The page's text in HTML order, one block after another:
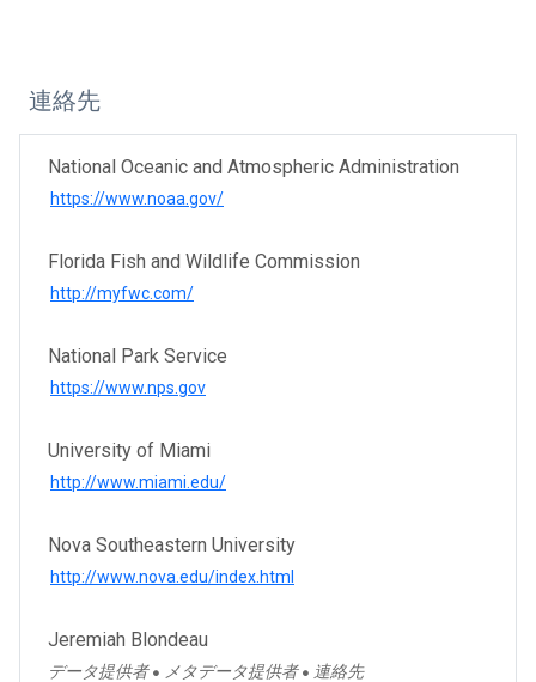
連絡先
National Oceanic and Atmospheric Administration
https://www.noaa.gov/
Florida Fish and Wildlife Commission
http://myfwc.com/
National Park Service
https://www.nps.gov
University of Miami
http://www.miami.edu/
Nova Southeastern University
http://www.nova.edu/index.html
Jeremiah Blondeau
データ提供者 ● メタデータ提供者 ● 連絡先